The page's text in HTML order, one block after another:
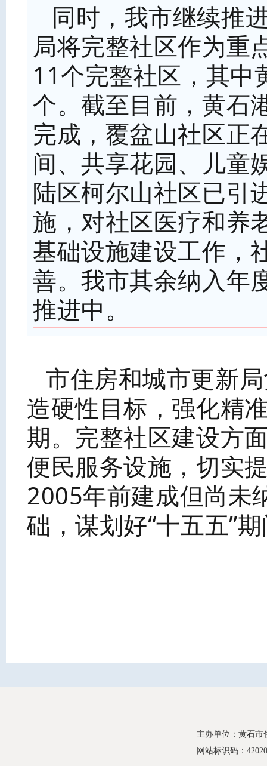
同时，我市继续推
局将完整社区作为重
11个完整社区，其中
个。截至目前，黄石
完成，覆盆山社区正
间、共享花园、儿童
陆区柯尔山社区已引
施，对社区医疗和养
基础设施建设工作，
善。我市其余纳入年
推进中。
市住房和城市更新
造硬性目标，强化精
期。完整社区建设方
便民服务设施，切实
2005年前建成但尚未
础，谋划好“十五五”
主办单位：黄石市
网站标识码：